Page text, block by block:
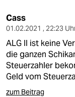
Cass
01.02.2021 , 22:23
ALG II ist keine
die ganzen
Steuerzahler
Geld vom
zum Beitrag